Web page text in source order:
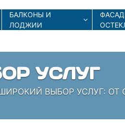
БАЛКОНЫ И
ЛОДЖИИ
УСЛУГ
ВЫБОР УСЛУГ: